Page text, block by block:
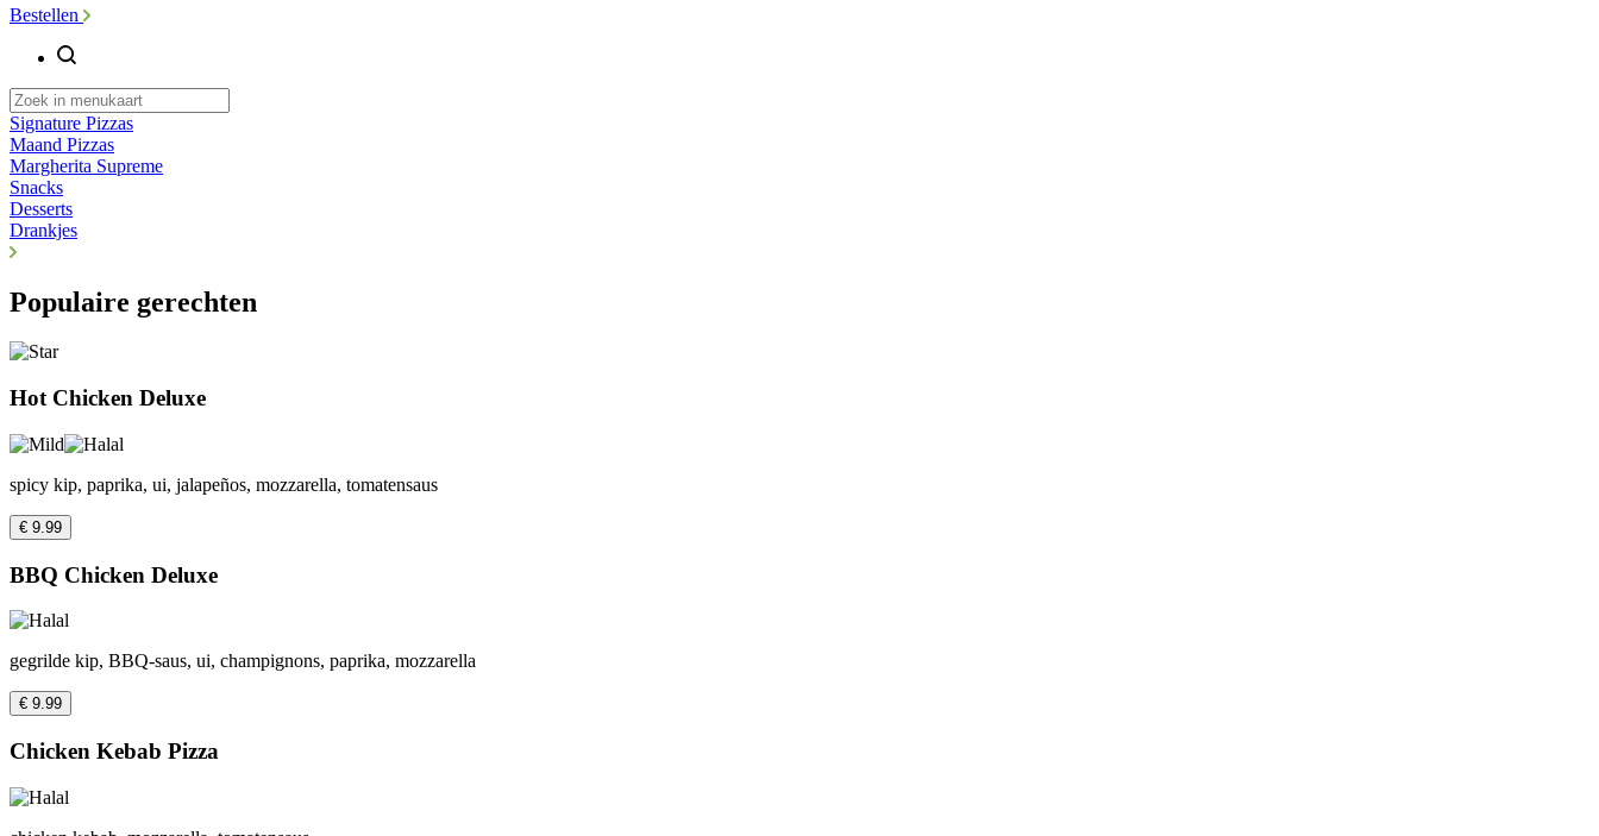
Bestellen
Signature Pizzas
Maand Pizzas
Margherita Supreme
Snacks
Desserts
Drankjes
Populaire gerechten
Hot Chicken Deluxe
spicy kip, paprika, ui, jalapeños, mozzarella, tomatensaus
€ 9.99
BBQ Chicken Deluxe
gegrilde kip, BBQ-saus, ui, champignons, paprika, mozzarella
€ 9.99
Chicken Kebab Pizza